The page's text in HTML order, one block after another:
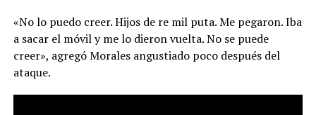
«No lo puedo creer. Hijos de re mil puta. Me pegaron. Iba
a sacar el móvil y me lo dieron vuelta. No se puede
creer», agregó Morales angustiado poco después del
ataque.